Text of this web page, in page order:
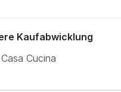
Kaufabwicklung